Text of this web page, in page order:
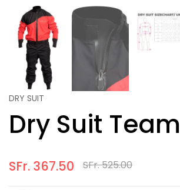
DRY SUIT
Dry Suit Team
SFr. 367.50 SFr. 525.00